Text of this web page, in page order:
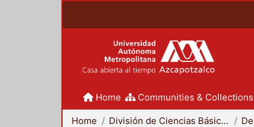
Home Communities & Collections
Home División de Ciencias Básicas e Ingeniería